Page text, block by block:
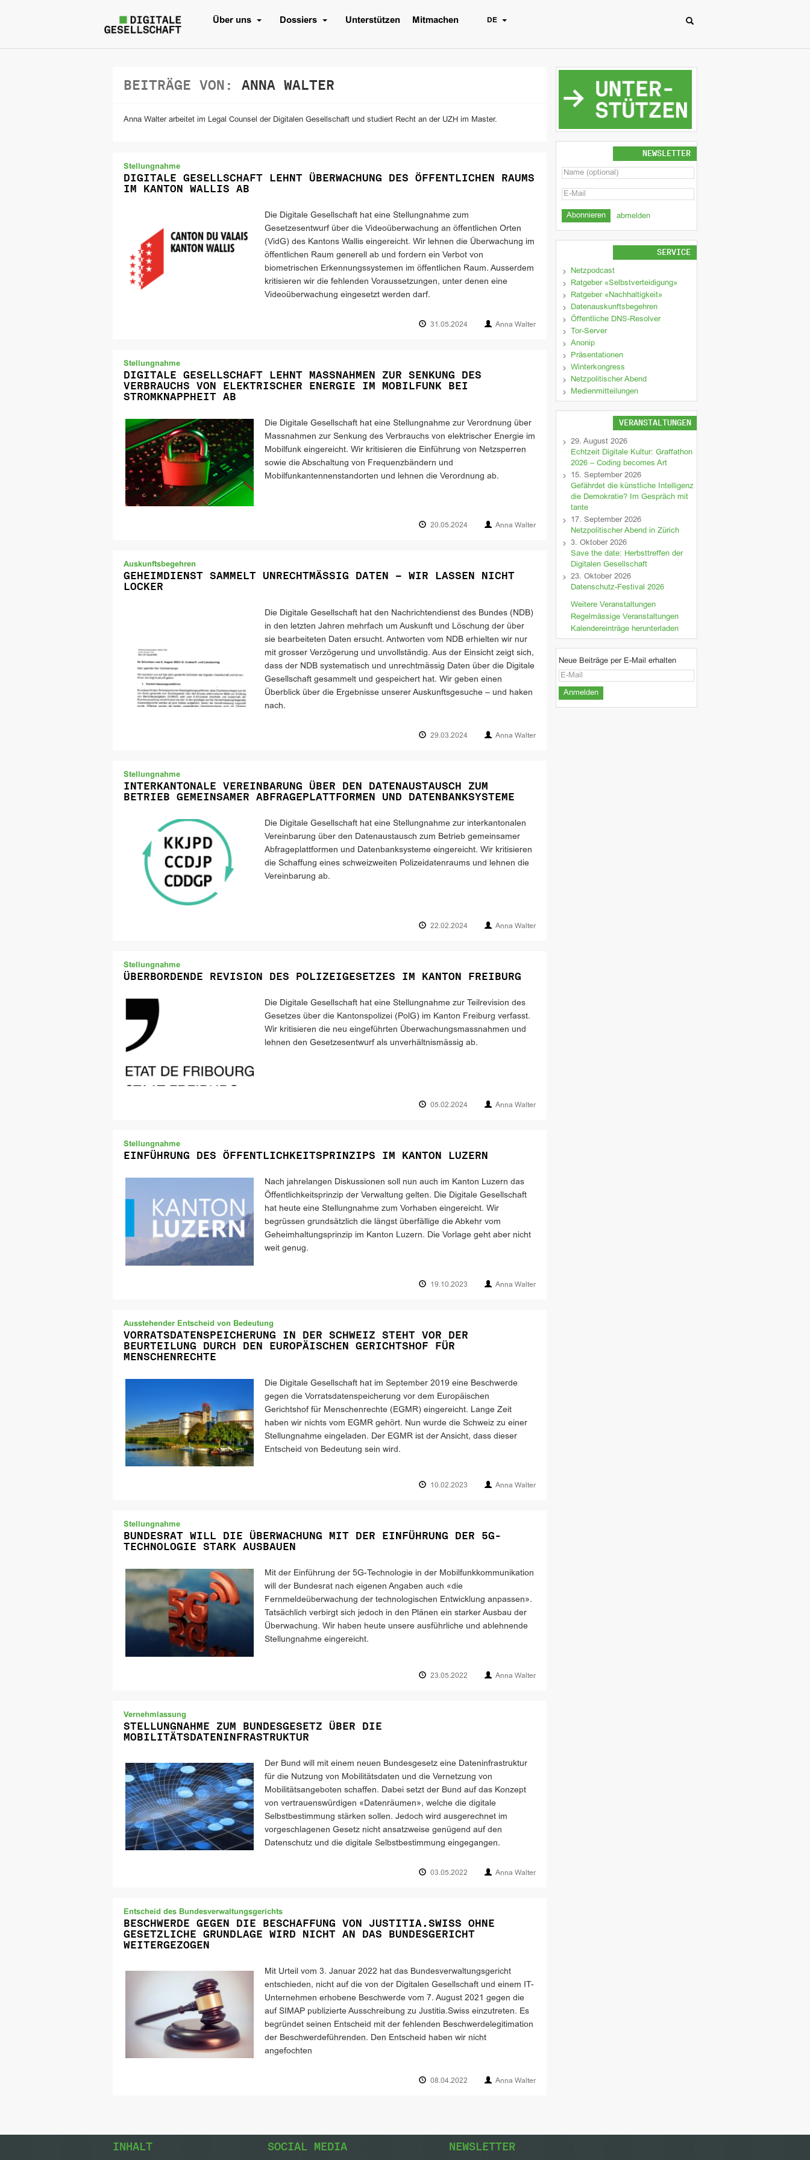
Über uns Dossiers Unterstützen Mitmachen DE
BEITRÄGE VON: ANNA WALTER
Anna Walter arbeitet im Legal Counsel der Digitalen Gesellschaft und studiert Recht an der UZH im Master.
Stellungnahme
DIGITALE GESELLSCHAFT LEHNT ÜBERWACHUNG DES ÖFFENTLICHEN RAUMS
IM KANTON WALLIS AB
Die Digitale Gesellschaft hat eine Stellungnahme zum
Gesetzesentwurf über die Videoüberwachung an öffentlichen Orten
(VidG) des Kantons Wallis eingereicht. Wir lehnen die Überwachung im
öffentlichen Raum generell ab und fordern ein Verbot von
biometrischen Erkennungssystemen im öffentlichen Raum. Ausserdem
kritisieren wir die fehlenden Voraussetzungen, unter denen eine
Videoüberwachung eingesetzt werden darf.
31.05.2024 Anna Walter
Stellungnahme
DIGITALE GESELLSCHAFT LEHNT MASSNAHMEN ZUR SENKUNG DES
VERBRAUCHS VON ELEKTRISCHER ENERGIE IM MOBILFUNK BEI
STROMKNAPPHEIT AB
Die Digitale Gesellschaft hat eine Stellungnahme zur Verordnung über
Massnahmen zur Senkung des Verbrauchs von elektrischer Energie im
Mobilfunk eingereicht. Wir kritisieren die Einführung von Netzsperren
sowie die Abschaltung von Frequenzbändern und
Mobilfunkantennenstandorten und lehnen die Verordnung ab.
20.05.2024 Anna Walter
Auskunftsbegehren
GEHEIMDIENST SAMMELT UNRECHTMÄSSIG DATEN – WIR LASSEN NICHT
LOCKER
Die Digitale Gesellschaft hat den Nachrichtendienst des Bundes (NDB)
in den letzten Jahren mehrfach um Auskunft und Löschung der über
sie bearbeiteten Daten ersucht. Antworten vom NDB erhielten wir nur
mit grosser Verzögerung und unvollständig. Aus der Einsicht zeigt sich,
dass der NDB systematisch und unrechtmässig Daten über die Digitale
Gesellschaft gesammelt und gespeichert hat. Wir geben einen
Überblick über die Ergebnisse unserer Auskunftsgesuche – und haken
nach.
29.03.2024 Anna Walter
Stellungnahme
INTERKANTONALE VEREINBARUNG ÜBER DEN DATENAUSTAUSCH ZUM
BETRIEB GEMEINSAMER ABFRAGEPLATTFORMEN UND DATENBANKSYSTEME
Die Digitale Gesellschaft hat eine Stellungnahme zur interkantonalen
Vereinbarung über den Datenaustausch zum Betrieb gemeinsamer
Abfrageplattformen und Datenbanksysteme eingereicht. Wir kritisieren
die Schaffung eines schweizweiten Polizeidatenraums und lehnen die
Vereinbarung ab.
22.02.2024 Anna Walter
Stellungnahme
ÜBERBORDENDE REVISION DES POLIZEIGESETZES IM KANTON FREIBURG
Die Digitale Gesellschaft hat eine Stellungnahme zur Teilrevision des
Gesetzes über die Kantonspolizei (PolG) im Kanton Freiburg verfasst.
Wir kritisieren die neu eingeführten Überwachungsmassnahmen und
lehnen den Gesetzesentwurf als unverhältnismässig ab.
05.02.2024 Anna Walter
Stellungnahme
EINFÜHRUNG DES ÖFFENTLICHKEITSPRINZIPS IM KANTON LUZERN
Nach jahrelangen Diskussionen soll nun auch im Kanton Luzern das
Öffentlichkeitsprinzip der Verwaltung gelten. Die Digitale Gesellschaft
hat heute eine Stellungnahme zum Vorhaben eingereicht. Wir
begrüssen grundsätzlich die längst überfällige die Abkehr vom
Geheimhaltungsprinzip im Kanton Luzern. Die Vorlage geht aber nicht
weit genug.
19.10.2023 Anna Walter
Ausstehender Entscheid von Bedeutung
VORRATSDATENSPEICHERUNG IN DER SCHWEIZ STEHT VOR DER
BEURTEILUNG DURCH DEN EUROPÄISCHEN GERICHTSHOF FÜR
MENSCHENRECHTE
Die Digitale Gesellschaft hat im September 2019 eine Beschwerde
gegen die Vorratsdatenspeicherung vor dem Europäischen
Gerichtshof für Menschenrechte (EGMR) eingereicht. Lange Zeit
haben wir nichts vom EGMR gehört. Nun wurde die Schweiz zu einer
Stellungnahme eingeladen. Der EGMR ist der Ansicht, dass dieser
Entscheid von Bedeutung sein wird.
10.02.2023 Anna Walter
Stellungnahme
BUNDESRAT WILL DIE ÜBERWACHUNG MIT DER EINFÜHRUNG DER 5G-
TECHNOLOGIE STARK AUSBAUEN
Mit der Einführung der 5G-Technologie in der Mobilfunkkommunikation
will der Bundesrat nach eigenen Angaben auch «die
Fernmeldeüberwachung der technologischen Entwicklung anpassen».
Tatsächlich verbirgt sich jedoch in den Plänen ein starker Ausbau der
Überwachung. Wir haben heute unsere ausführliche und ablehnende
Stellungnahme eingereicht.
23.05.2022 Anna Walter
Vernehmlassung
STELLUNGNAHME ZUM BUNDESGESETZ ÜBER DIE
MOBILITÄTSDATENINFRASTRUKTUR
Der Bund will mit einem neuen Bundesgesetz eine Dateninfrastruktur
für die Nutzung von Mobilitätsdaten und die Vernetzung von
Mobilitätsangeboten schaffen. Dabei setzt der Bund auf das Konzept
von vertrauenswürdigen «Datenräumen», welche die digitale
Selbstbestimmung stärken sollen. Jedoch wird ausgerechnet im
vorgeschlagenen Gesetz nicht ansatzweise genügend auf den
Datenschutz und die digitale Selbstbestimmung eingegangen.
03.05.2022 Anna Walter
Entscheid des Bundesverwaltungsgerichts
BESCHWERDE GEGEN DIE BESCHAFFUNG VON JUSTITIA.SWISS OHNE
GESETZLICHE GRUNDLAGE WIRD NICHT AN DAS BUNDESGERICHT
WEITERGEZOGEN
Mit Urteil vom 3. Januar 2022 hat das Bundesverwaltungsgericht
entschieden, nicht auf die von der Digitalen Gesellschaft und einem IT-
Unternehmen erhobene Beschwerde vom 7. August 2021 gegen die
auf SIMAP publizierte Ausschreibung zu Justitia.Swiss einzutreten. Es
begründet seinen Entscheid mit der fehlenden Beschwerdelegitimation
der Beschwerdeführenden. Den Entscheid haben wir nicht
angefochten
08.04.2022 Anna Walter
NEWSLETTER
abmelden
SERVICE
Netzpodcast
Ratgeber «Selbstverteidigung»
Ratgeber «Nachhaltigkeit»
Datenauskunftsbegehren
Öffentliche DNS-Resolver
Tor-Server
Anonip
Präsentationen
Winterkongress
Netzpolitischer Abend
Medienmitteilungen
VERANSTALTUNGEN
29. August 2026
Echtzeit Digitale Kultur: Graffathon
2026 – Coding becomes Art
15. September 2026
Gefährdet die künstliche Intelligenz
die Demokratie? Im Gespräch mit
tante
17. September 2026
Netzpolitischer Abend in Zürich
3. Oktober 2026
Save the date: Herbsttreffen der
Digitalen Gesellschaft
23. Oktober 2026
Datenschutz-Festival 2026
Weitere Veranstaltungen
Regelmässige Veranstaltungen
Kalendereinträge herunterladen
Neue Beiträge per E-Mail erhalten
INHALT SOCIAL MEDIA NEWSLETTER